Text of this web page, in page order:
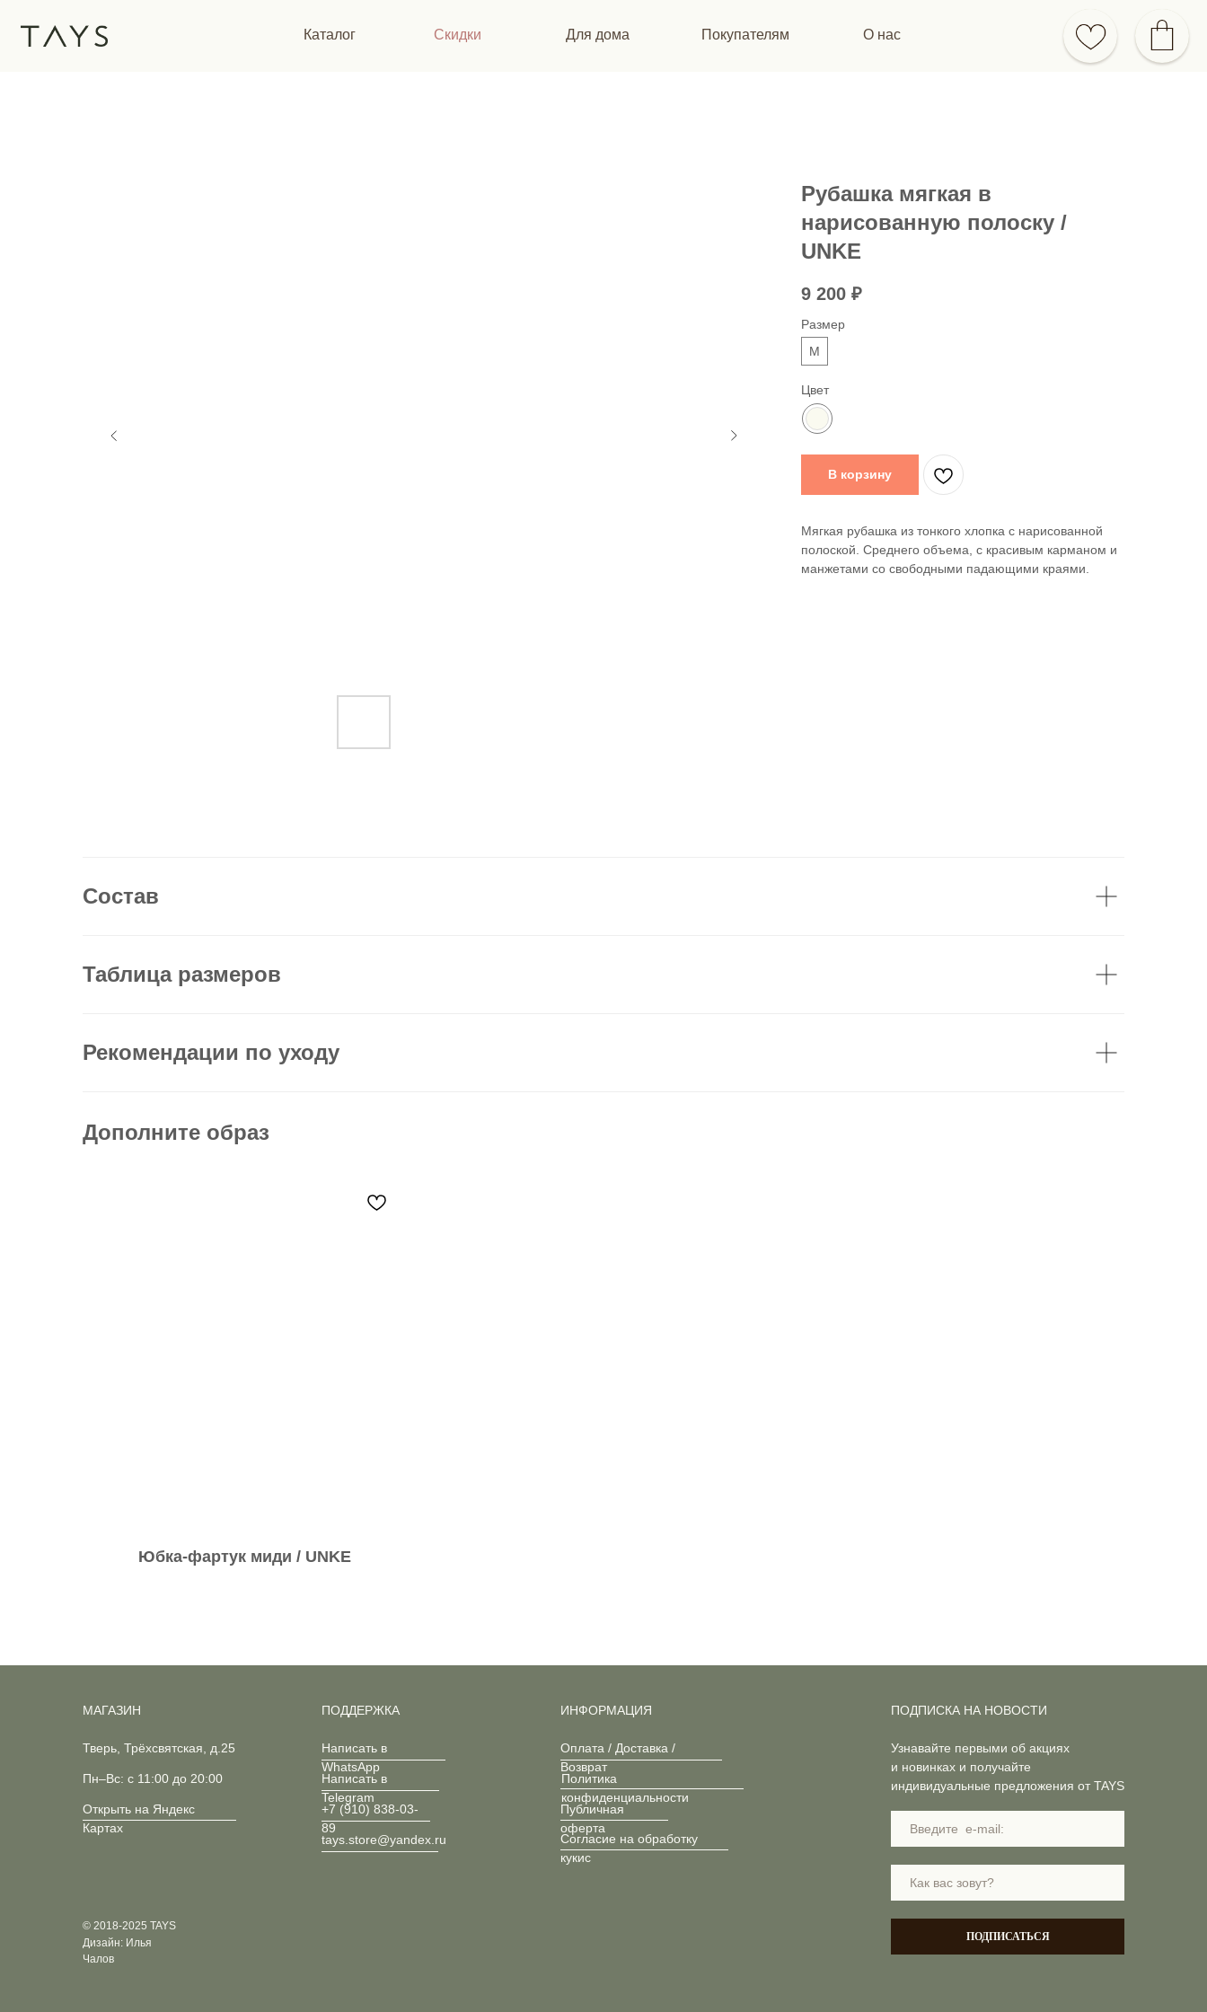
Каталог Скидки Покупателям О нас
Для дома
Рубашка мягкая в
нарисованную полоску /
UNKE
9 200 ₽
Размер
M
Цвет
В корзину
Мягкая рубашка из тонкого хлопка с нарисованной
полоской. Среднего объема, с красивым карманом и
манжетами со свободными падающими краями.
Состав
Таблица размеров
Рекомендации по уходу
Дополните образ
Юбка-фартук миди / UNKE
Тверь, Трёхсвятская, д.25
Пн–Вс: с 11:00 до 20:00
Открыть на Яндекс
Картах
МАГАЗИН ПОДДЕРЖКА
Написать в
WhatsApp
Написать в
Telegram
+7 (910) 838-03-
89
tays.store@yandex.ru
ИНФОРМАЦИЯ
Оплата / Доставка /
Возврат
Политика
конфиденциальности
Публичная
оферта
Согласие на обработку
кукис
Узнавайте первыми об акциях
и новинках и получайте
индивидуальные предложения от TAYS
ПОДПИСАТЬСЯ
ПОДПИСКА НА НОВОСТИ
© 2018-2025 TAYS
Дизайн: Илья
Чалов